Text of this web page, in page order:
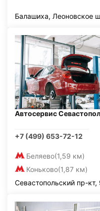
Балашиха, Леоновское
Автосервис
+7 (499) 653-72-12
Беляево(1,59 км)
Коньково(1,87 км)
Севастопольский пр-кт,